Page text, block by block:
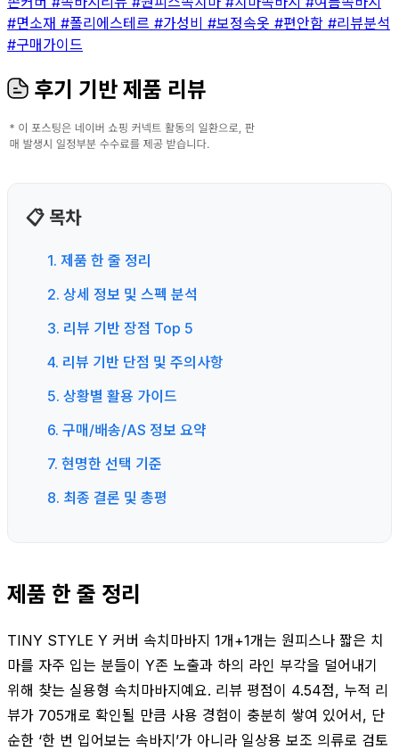
#면소재 #폴리에스테르 #가성비 #보정속옷 #편안함 #리뷰분석
#구매가이드
후기 기반 제품 리뷰
📋 목차
1. 제품 한 줄 정리
2. 상세 정보 및 스펙 분석
3. 리뷰 기반 장점 Top 5
4. 리뷰 기반 단점 및 주의사항
5. 상황별 활용 가이드
6. 구매/배송/AS 정보 요약
7. 현명한 선택 기준
8. 최종 결론 및 총평
제품 한 줄 정리
TINY STYLE Y 커버 속치마바지 1개+1개는 원피스나 짧은 치
마를 자주 입는 분들이 Y존 노출과 하의 라인 부각을 덜어내기
위해 찾는 실용형 속치마바지예요. 리뷰 평점이 4.54점, 누적 리
뷰가 705개로 확인될 만큼 사용 경험이 충분히 쌓여 있어서, 단
순한 ‘한 번 입어보는 속바지’가 아니라 일상용 보조 의류로 검토